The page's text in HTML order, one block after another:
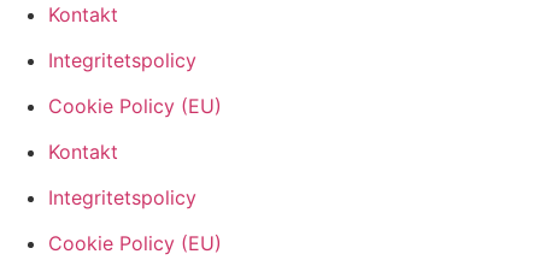
Kontakt
Integritetspolicy
Cookie Policy (EU)
Kontakt
Integritetspolicy
Cookie Policy (EU)